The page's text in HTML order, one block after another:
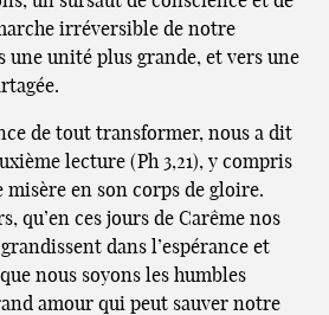
irréversible de notre
une unité plus grande, et vers une
de tout transformer, nous a dit
lecture (Ph 3,21), y compris
misère en son corps de gloire.
qu’en ces jours de Carême nos
dans l’espérance et
nous soyons les humbles
amour qui peut sauver notre